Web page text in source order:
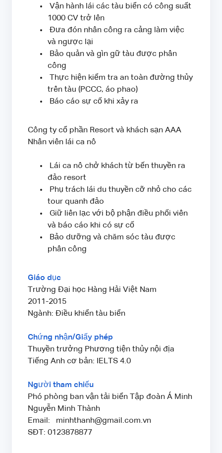
Vận hành lái các tàu biển có công suất
1000 CV trở lên
Đưa đón nhân công ra cảng làm việc
và ngược lại
Bảo quản và gìn gữ tàu được phân
công
Thực hiện kiểm tra an toàn đường thủy
trên tàu (PCCC, áo phao)
Báo cáo sự cố khi xảy ra
Công ty cổ phần Resort và khách sạn AAA
Nhân viên lái ca nô
Lái ca nô chở khách từ bến thuyền ra
đảo resort
Phụ trách lái du thuyền cỡ nhỏ cho các
tour quanh đảo
Giữ liên lạc với bộ phận điều phối viên
và báo cáo khi có sự cố
Bảo dưỡng và chăm sóc tàu được
phân công
Giáo dục
Trường Đại học Hàng Hải Việt Nam
2011-2015
Ngành: Điều khiển tàu biển
Chứng nhận/Giấy phép
Thuyền trưởng Phương tiện thủy nội địa
Tiếng Anh cơ bản: IELTS 4.0
Người tham chiếu
Phó phòng ban vận tải biển Tập đoàn Á Minh
Nguyễn Minh Thành
Email: minhthanh@gmail.com.vn
SĐT: 0123878877